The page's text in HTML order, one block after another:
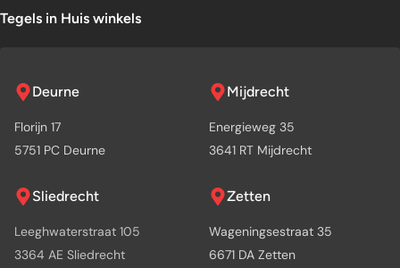
Tegels in Huis winkels
Deurne
Florijn 17
5751 PC Deurne
Mijdrecht
Energieweg 35
3641 RT Mijdrecht
Sliedrecht
Leeghwaterstraat 105
3364 AE Sliedrecht
Zetten
Wageningsestraat 35
6671 DA Zetten